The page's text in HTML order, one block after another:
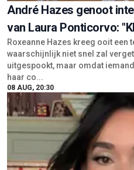
André Hazes genoot
van Laura Ponticorvo:
Roxeanne Hazes kreeg ooit een
waarschijnlijk niet snel zal
uitgespookt, maar omdat
haar co...
08 AUG, 20:30